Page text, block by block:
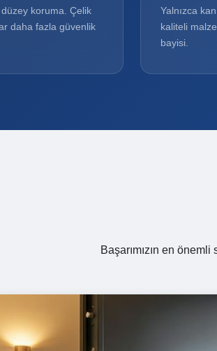
koruma. Çelik
daha fazla güvenlik
Yalnızca
kaliteli
bayisi.
Başarımızın en önemli